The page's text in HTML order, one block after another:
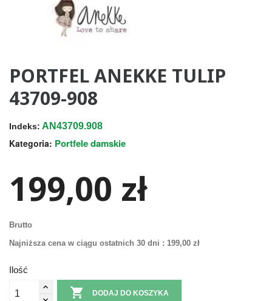
PORTFEL ANEKKE TULIP
43709-908
Indeks: AN43709.908
Kategoria: Portfele damskie
199,00 zł
Brutto
Najniższa cena w ciągu ostatnich 30 dni : 199,00 zł
Ilość
 DODAJ DO KOSZYKA